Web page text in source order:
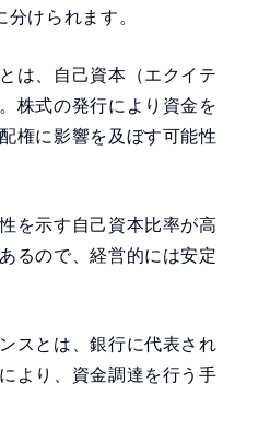
けられます。
は、自己資本（エクイテ
株式の発行により資金を
権に影響を及ぼす可能性
を示す自己資本比率が高
るので、経営的には安定
スとは、銀行に代表され
より、資金調達を行う手